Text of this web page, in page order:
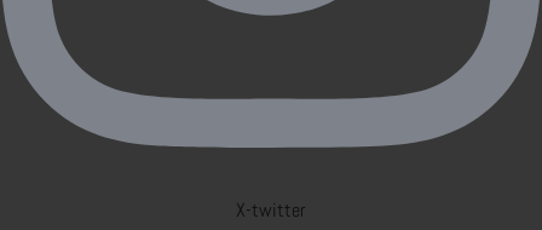
X-twitter